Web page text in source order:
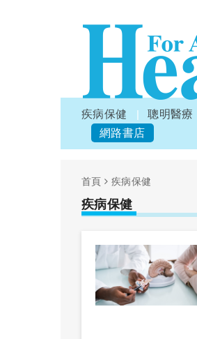
疾病保健 聰明醫療
網路書店
首頁 疾病保健
疾病保健